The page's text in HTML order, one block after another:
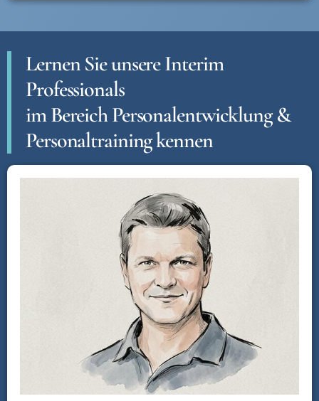
Lernen Sie unsere Interim
Professionals
im Bereich Personalentwicklung &
Personaltraining kennen